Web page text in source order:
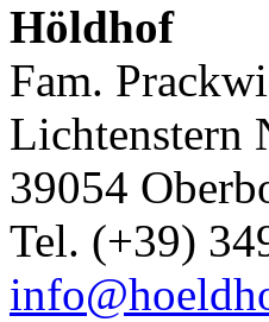
Höldhof
Fam.
Lichtenstern
39054
Tel. (+39)